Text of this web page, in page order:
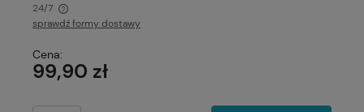
24/7
Cena nie zawiera ewentualnych kosztów płatności
sprawdź formy dostawy
Cena:
99,90 zł